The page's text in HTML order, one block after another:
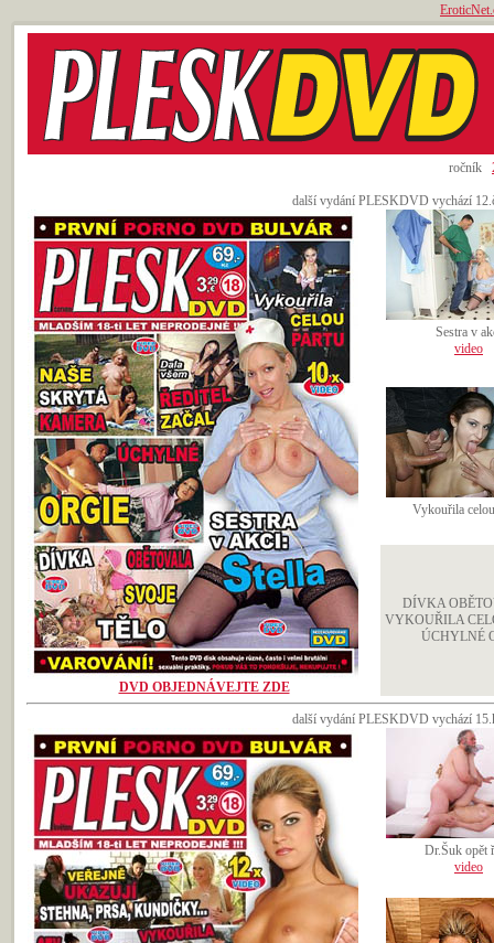
ročník
další vydání PLESKDVD vychází
DVD OBJEDNÁVEJTE ZDE
Sestra v
video
Vykouřila
DÍVKA
VYKOUŘILA
ÚCHYLNÉ
další vydání PLESKDVD vychází
Dr.Šuk opět
video